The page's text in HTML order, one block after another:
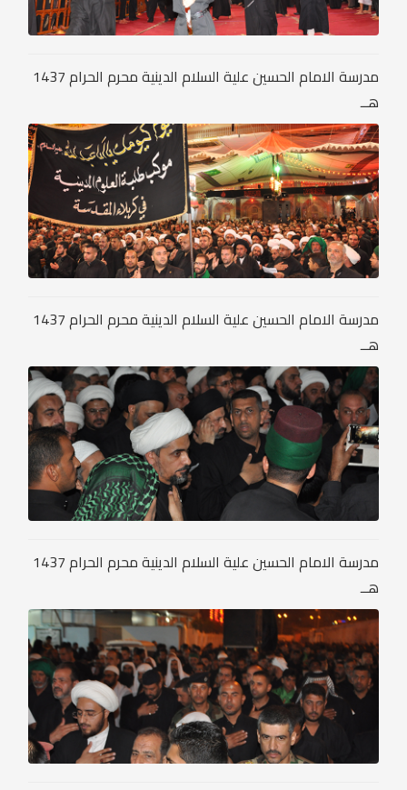
مدرسة الامام الحسين علية السلام الدينية محرم الحرام 1437
هــ
مدرسة الامام الحسين علية السلام الدينية محرم الحرام 1437
هــ
مدرسة الامام الحسين علية السلام الدينية محرم الحرام 1437
هــ